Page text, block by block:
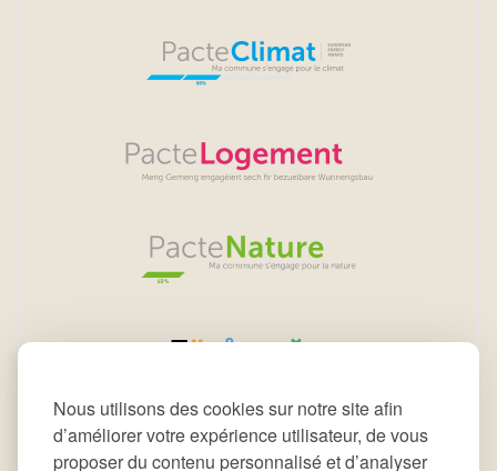
Nous utilisons des cookies sur notre site afin
d’améliorer votre expérience utilisateur, de vous
proposer du contenu personnalisé et d’analyser